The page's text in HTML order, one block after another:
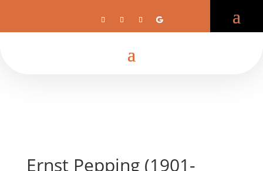
Ernst Pepping (1901-